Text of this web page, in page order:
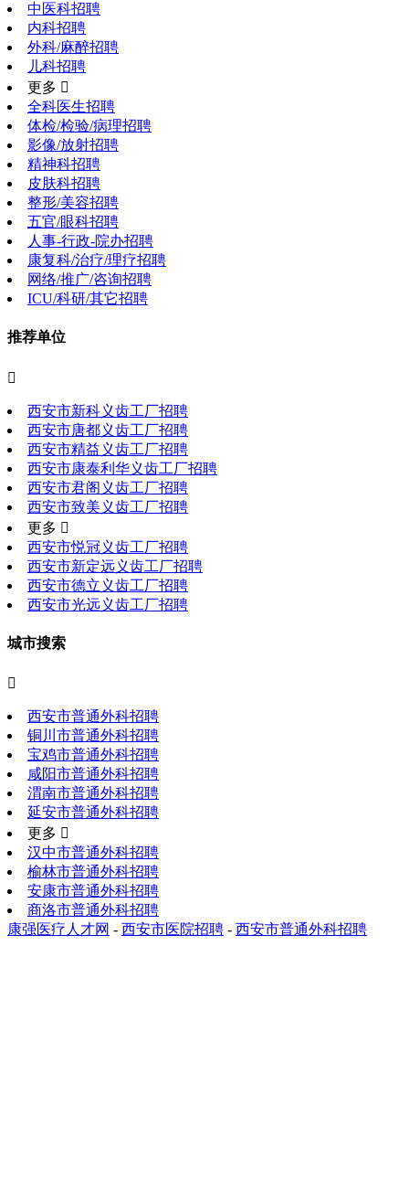
中医科招聘
内科招聘
外科/麻醉招聘
儿科招聘
更多 
全科医生招聘
体检/检验/病理招聘
影像/放射招聘
精神科招聘
皮肤科招聘
整形/美容招聘
五官/眼科招聘
人事-行政-院办招聘
康复科/治疗/理疗招聘
网络/推广/咨询招聘
ICU/科研/其它招聘
推荐单位

西安市新科义齿工厂招聘
西安市唐都义齿工厂招聘
西安市精益义齿工厂招聘
西安市康泰利华义齿工厂招聘
西安市君阁义齿工厂招聘
西安市致美义齿工厂招聘
更多 
西安市悦冠义齿工厂招聘
西安市新定远义齿工厂招聘
西安市德立义齿工厂招聘
西安市光远义齿工厂招聘
城市搜索

西安市普通外科招聘
铜川市普通外科招聘
宝鸡市普通外科招聘
咸阳市普通外科招聘
渭南市普通外科招聘
延安市普通外科招聘
更多 
汉中市普通外科招聘
榆林市普通外科招聘
安康市普通外科招聘
商洛市普通外科招聘
康强医疗人才网 - 西安市医院招聘 - 西安市普通外科招聘